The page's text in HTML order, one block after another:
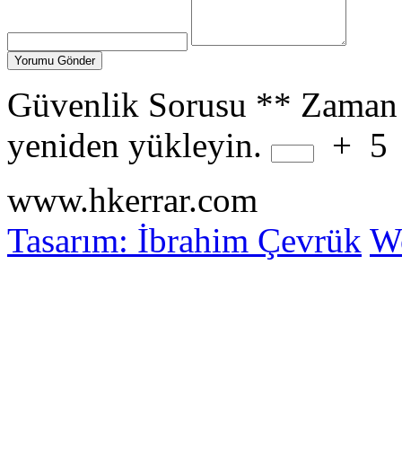
Güvenlik Sorusu **
yeniden yükleyin.
+ 5
www.hkerrar.com
Tasarım: İbrahim Çevrük